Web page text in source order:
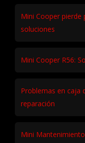
Mini Cooper pierde
soluciones
Mini Cooper R56:
Problemas en caja
reparación
Mini